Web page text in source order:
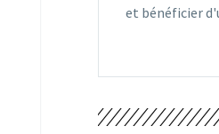
et bénéficier